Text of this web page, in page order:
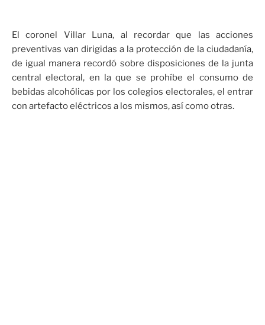
El coronel Villar Luna, al recordar que las acciones
preventivas van dirigidas a la protección de la ciudadanía,
de igual manera recordó sobre disposiciones de la junta
central electoral, en la que se prohíbe el consumo de
bebidas alcohólicas por los colegios electorales, el entrar
con artefacto eléctricos a los mismos, así como otras.